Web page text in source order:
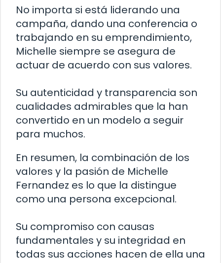
No importa si está liderando una
campaña, dando una conferencia o
trabajando en su emprendimiento,
Michelle siempre se asegura de
actuar de acuerdo con sus valores.
Su autenticidad y transparencia son
cualidades admirables que la han
convertido en un modelo a seguir
para muchos.
En resumen, la combinación de los
valores y la pasión de Michelle
Fernandez es lo que la distingue
como una persona excepcional.
Su compromiso con causas
fundamentales y su integridad en
todas sus acciones hacen de ella una